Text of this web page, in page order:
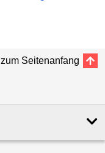
zum Seitenanfang